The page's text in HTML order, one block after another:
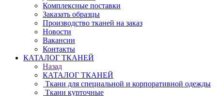
Комплексные поставки
Заказать образцы
Производство тканей на заказ
Новости
Вакансии
Контакты
КАТАЛОГ ТКАНЕЙ
Назад
КАТАЛОГ ТКАНЕЙ
Ткани для специальной и корпоративной одежды
Ткани курточные